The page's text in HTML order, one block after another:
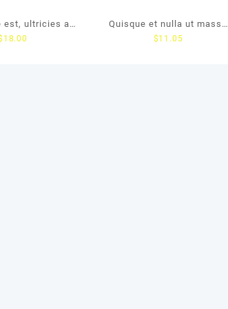
est, ultricies ac
ligula
18.00
Quisque et nulla ut massa
mattis
$11.05